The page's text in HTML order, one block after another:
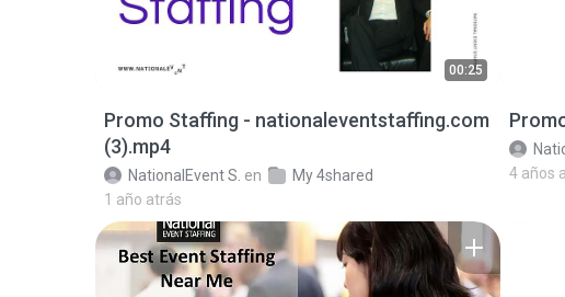
00:25
Promo Staffing - nationaleventstaffing.com
(3).mp4
NationalEvent S. en
My 4shared
1 año atrás
4 años